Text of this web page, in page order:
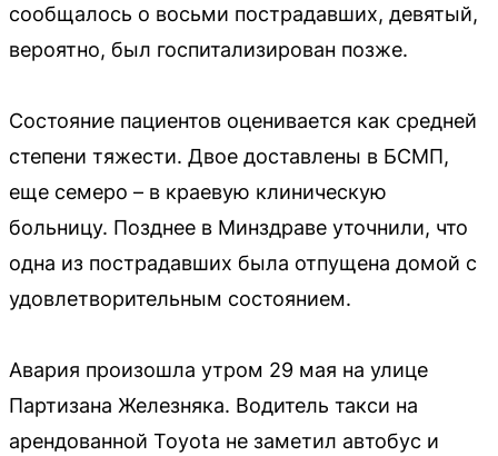
сообщалось о восьми пострадавших, девятый,
вероятно, был госпитализирован позже.
Состояние пациентов оценивается как средней
степени тяжести. Двое доставлены в БСМП,
еще семеро – в краевую клиническую
больницу. Позднее в Минздраве уточнили, что
одна из пострадавших была отпущена домой с
удовлетворительным состоянием.
Авария произошла утром 29 мая на улице
Партизана Железняка. Водитель такси на
арендованной Toyota не заметил автобус и